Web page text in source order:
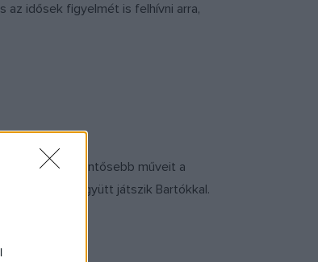
az idősek figyelmét is felhívni arra,
szerző legjelentősebb műveit a
együtt játszik Bartókkal.